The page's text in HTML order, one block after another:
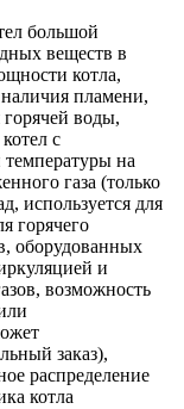
большой
веществ в
котла,
пламени,
воды,
с
на
газа (только
используется для
горячего
оборудованных
и
возможность
заказ),
распределение
котла